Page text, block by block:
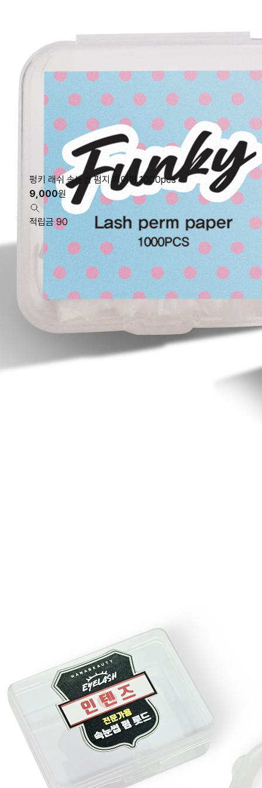
펑키 래쉬 속눈썹 펌지 페이퍼 1000pcs
9,000원
적립금 90